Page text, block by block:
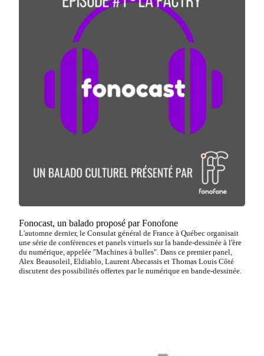
Fonocast, un balado proposé par Fonofone
L'automne dernier, le Consulat général de France à Québec organisait
une série de conférences et panels virtuels sur la bande-dessinée à l'ère
du numérique, appelée "Machines à bulles". Dans ce premier panel,
Alex Beausoleil, Eldiablo, Laurent Abecassis et Thomas Louis Côté
discutent des possibilités offertes par le numérique en bande-dessinée.